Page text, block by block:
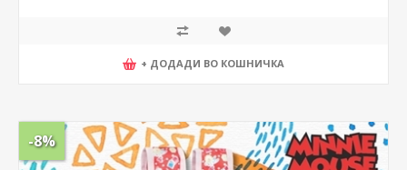
+ ДОДАДИ ВО КОШНИЧКА
-8%